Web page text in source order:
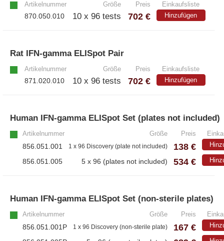
Artikelnummer Größe Preis Einkaufsliste
870.050.010 10 x 96 tests 702 € Hinzufügen
Rat IFN-gamma ELISpot Pair
Artikelnummer Größe Preis Einkaufsliste
871.020.010 10 x 96 tests 702 € Hinzufügen
Human IFN-gamma ELISpot Set (plates not included)
Artikelnummer Größe Preis
856.051.001 1 x 96 Discovery (plate not included) 138 €
856.051.005 5 x 96 (plates not included) 534 €
Human IFN-gamma ELISpot Set (non-sterile plates)
Artikelnummer Größe Preis
856.051.001P 1 x 96 Discovery (non-sterile plate) 167 €